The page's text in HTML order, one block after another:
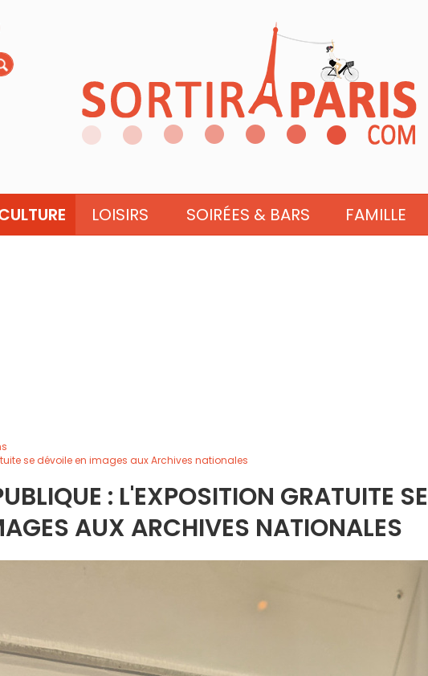
LOISIRS SOIRÉES & BARS FAMILLE
se dévoile en images aux Archives nationales
: L'EXPOSITION GRATUITE SE
AUX ARCHIVES NATIONALES